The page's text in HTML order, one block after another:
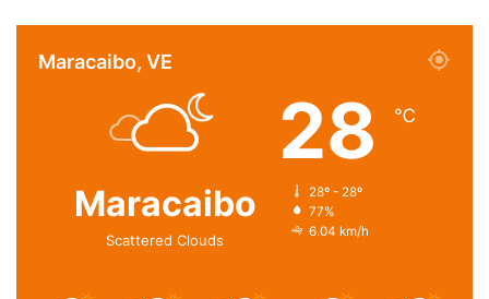
Maracaibo, VE
Maracaibo
Scattered Clouds
28 ℃
28º - 28º
77%
6.04 km/h